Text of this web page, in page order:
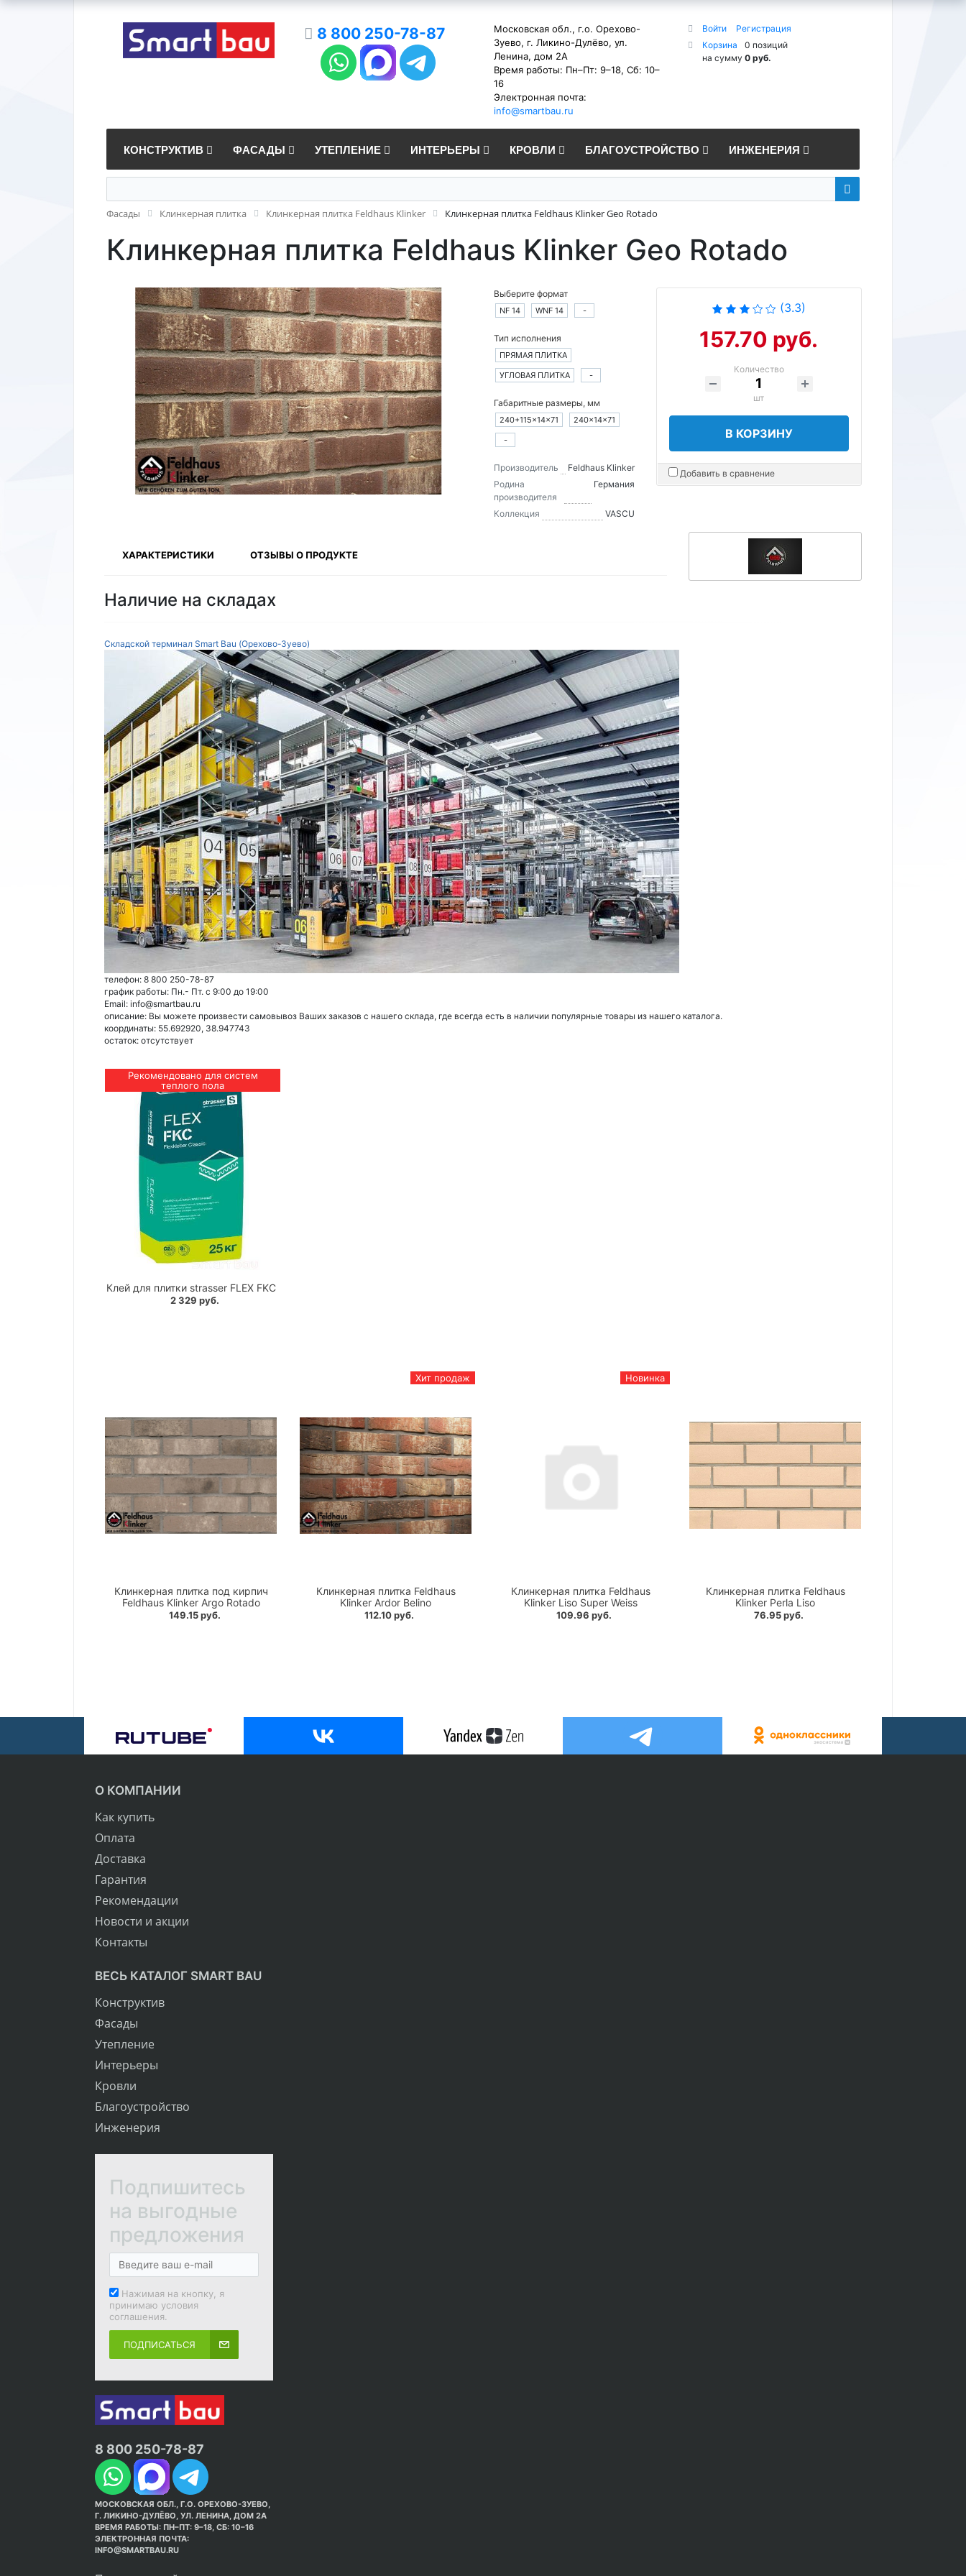
8 800 250-78-87
Московская обл., г.о. Орехово-
Зуево, г. Ликино-Дулёво, ул.
Ленина, дом 2А
Время работы: Пн–Пт: 9–18, Сб: 10–
16
Электронная почта:
info@smartbau.ru
Войти
Регистрация
Корзина
0 позиций
на сумму 0 руб.
КОНСТРУКТИВ ФАСАДЫ УТЕПЛЕНИЕ ИНТЕРЬЕРЫ КРОВЛИ БЛАГОУСТРОЙСТВО ИНЖЕНЕРИЯ
Фасады Клинкерная плитка Клинкерная плитка Feldhaus Klinker Клинкерная плитка Feldhaus Klinker Geo Rotado
Клинкерная плитка Feldhaus Klinker Geo Rotado
Выберите формат
NF 14 WNF 14 -
Тип исполнения
ПРЯМАЯ ПЛИТКА
УГЛОВАЯ ПЛИТКА
-
Габаритные размеры, мм
240+115×14×71
240×14×71
-
Производитель
Feldhaus Klinker
Родина
производителя
Германия
Коллекция VASCU
(3.3)
157.70 руб.
Количество
шт
В КОРЗИНУ
Добавить в сравнение
ХАРАКТЕРИСТИКИ ОТЗЫВЫ О ПРОДУКТЕ
Наличие на складах
Складской терминал Smart Bau (Орехово-Зуево)
телефон: 8 800 250-78-87
график работы: Пн.- Пт. с 9:00 до 19:00
Email: info@smartbau.ru
описание: Вы можете произвести самовывоз Ваших заказов с нашего склада, где всегда есть в наличии популярные товары из нашего каталога.
координаты: 55.692920, 38.947743
остаток: отсутствует
Рекомендовано для систем
теплого пола
Клей для плитки strasser FLEX FKC
2 329 руб.
Клинкерная плитка под кирпич
Feldhaus Klinker Argo Rotado
149.15 руб.
Хит продаж
Клинкерная плитка Feldhaus
Klinker Ardor Belino
112.10 руб.
Новинка
Клинкерная плитка Feldhaus
Klinker Liso Super Weiss
109.96 руб.
Клинкерная плитка Feldhaus
Klinker Perla Liso
76.95 руб.
О КОМПАНИИ
Как купить
Оплата
Доставка
Гарантия
Рекомендации
Новости и акции
Контакты
ВЕСЬ КАТАЛОГ SMART BAU
Конструктив
Фасады
Утепление
Интерьеры
Кровли
Благоустройство
Инженерия
Подпишитесь
на выгодные
предложения
Нажимая на кнопку, я
принимаю условия
соглашения.
ПОДПИСАТЬСЯ
8 800 250-78-87
МОСКОВСКАЯ ОБЛ., Г.О. ОРЕХОВО-ЗУЕВО,
Г. ЛИКИНО-ДУЛЁВО, УЛ. ЛЕНИНА, ДОМ 2А
ВРЕМЯ РАБОТЫ: ПН–ПТ: 9–18, СБ: 10–16
ЭЛЕКТРОННАЯ ПОЧТА:
INFO@SMARTBAU.RU